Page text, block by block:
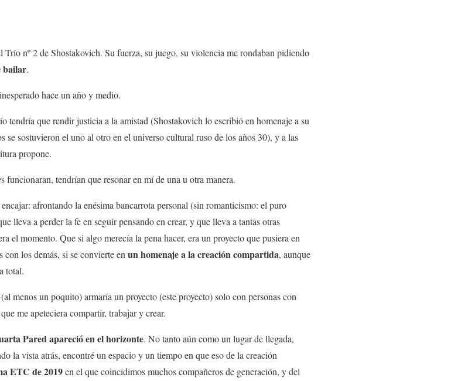
Trío nº 2 de Shostakovich. Su fuerza, su juego, su violencia me rondaban pidiendo
bailar.
hace un año y medio.
tendría que rendir justicia a la amistad (Shostakovich lo escribió en homenaje a su
se sostuvieron el uno al otro en el universo cultural ruso de los años 30), y a las
propone.
funcionaran, tendrían que resonar en mí de una u otra manera.
afrontando la enésima bancarrota personal (sin romanticismo: el puro
lleva a perder la fe en seguir pensando en crear, y que lleva a tantas otras
el momento. Que si algo merecía la pena hacer, era un proyecto que pusiera en
con los demás, si se convierte enun homenaje a la creación compartida, aunque
total.
menos un poquito) armaría un proyecto (este proyecto) solo con personas con
me apeteciera compartir, trabajar y crear.
Pared apareció en el horizonte. No tanto aún como un lugar de llegada,
la vista atrás, encontré un espacio y un tiempo en que eso de la creación
ETC de 2019en el que coincidimos muchos compañeros de generación, y del